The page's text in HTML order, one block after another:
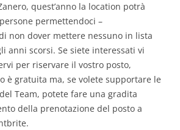
quest’anno la location potrà
permettendoci –
non dover mettere nessuno in lista
anni scorsi. Se siete interessati vi
per riservare il vostro posto,
è gratuita ma, se volete supportare le
Team, potete fare una gradita
della prenotazione del posto a